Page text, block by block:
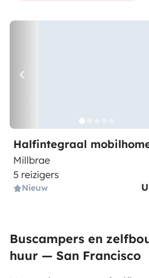
Halfintegraal
Millbrae
5 reizigers
Nieuw
Buscampers en
huur — San Francisco